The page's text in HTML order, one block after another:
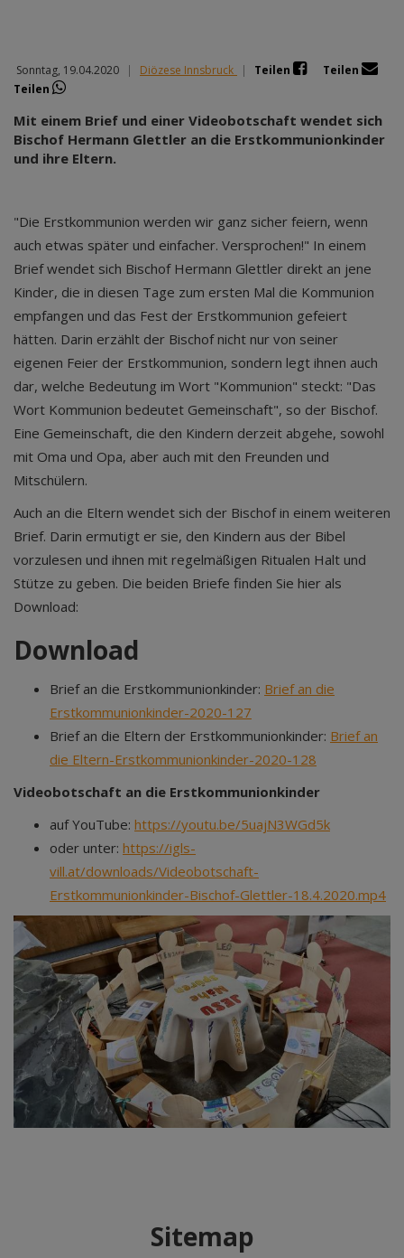
Sonntag, 19.04.2020 | Diözese Innsbruck | Teilen
Teilen
Teilen
Mit einem Brief und einer Videobotschaft wendet sich
Bischof Hermann Glettler an die Erstkommunionkinder
und ihre Eltern.
"Die Erstkommunion werden wir ganz sicher feiern, wenn
auch etwas später und einfacher. Versprochen!" In einem
Brief wendet sich Bischof Hermann Glettler direkt an jene
Kinder, die in diesen Tage zum ersten Mal die Kommunion
empfangen und das Fest der Erstkommunion gefeiert
hätten. Darin erzählt der Bischof nicht nur von seiner
eigenen Feier der Erstkommunion, sondern legt ihnen auch
dar, welche Bedeutung im Wort "Kommunion" steckt: "Das
Wort Kommunion bedeutet Gemeinschaft", so der Bischof.
Eine Gemeinschaft, die den Kindern derzeit abgehe, sowohl
mit Oma und Opa, aber auch mit den Freunden und
Mitschülern.
Auch an die Eltern wendet sich der Bischof in einem weiteren
Brief. Darin ermutigt er sie, den Kindern aus der Bibel
vorzulesen und ihnen mit regelmäßigen Ritualen Halt und
Stütze zu geben. Die beiden Briefe finden Sie hier als
Download:
Download
Brief an die Erstkommunionkinder: Brief an die
Erstkommunionkinder-2020-127
Brief an die Eltern der Erstkommunionkinder: Brief an
die Eltern-Erstkommunionkinder-2020-128
Videobotschaft an die Erstkommunionkinder
auf YouTube: https://youtu.be/5uajN3WGd5k
oder unter: https://igls-
vill.at/downloads/Videobotschaft-
Erstkommunionkinder-Bischof-Glettler-18.4.2020.mp4
Sitemap